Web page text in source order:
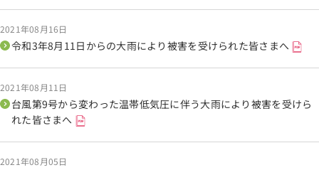
2021年08月16日
令和3年8月11日からの大雨により被害を受けられた皆さまへ
2021年08月11日
台風第9号から変わった温帯低気圧に伴う大雨により被害を受けら
れた皆さまへ
2021年08月05日